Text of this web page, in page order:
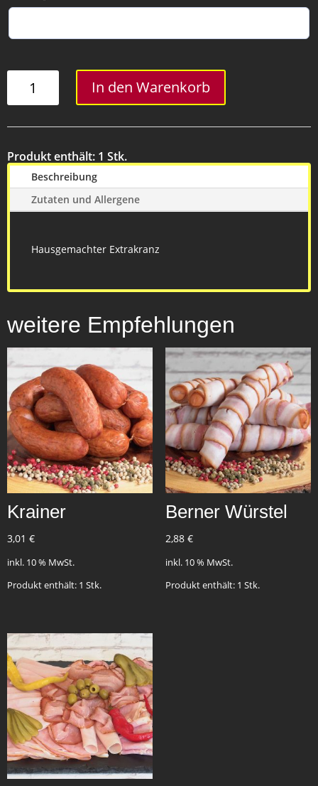
Menge
In den Warenkorb
Produkt enthält: 1 Stk.
Beschreibung
Zutaten und Allergene
Hausgemachter Extrakranz
weitere Empfehlungen
Krainer
3,01 €
inkl. 10 % MwSt.
Produkt enthält: 1 Stk.
Berner Würstel
2,88 €
inkl. 10 % MwSt.
Produkt enthält: 1 Stk.